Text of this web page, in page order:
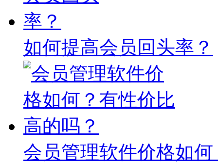
如何提高会员回头率？
会员管理软件价格如